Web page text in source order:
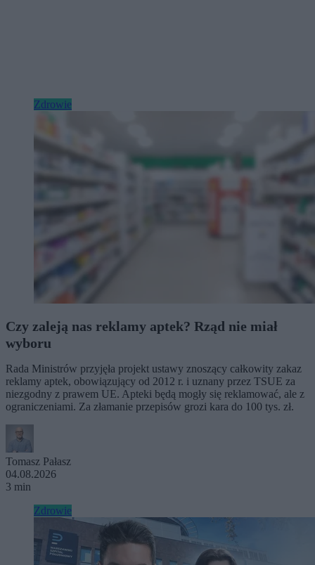
Zdrowie
Czy zaleją nas reklamy aptek? Rząd nie miał
wyboru
Rada Ministrów przyjęła projekt ustawy znoszący całkowity zakaz
reklamy aptek, obowiązujący od 2012 r. i uznany przez TSUE za
niezgodny z prawem UE. Apteki będą mogły się reklamować, ale z
ograniczeniami. Za złamanie przepisów grozi kara do 100 tys. zł.
Tomasz Pałasz
04.08.2026
3 min
Zdrowie